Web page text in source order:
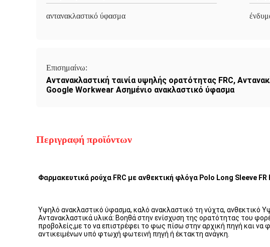
αντανακλαστικό ύφασμα
Επισημαίνω:
Αντανακλαστική ταινία υψηλής ορατότητας FRC,
Google Workwear Ασημένιο ανακλαστικό ύφασμα
Περιγραφή προϊόντων
Φαρμακευτικά ρούχα FRC με ανθεκτική φλόγα Polo Long Sleeve
Υψηλό ανακλαστικό ύφασμα, καλό ανακλαστικό τη νύχτα, ανθεκτικό
Αντανακλαστικά υλικά: Βοηθά στην ενίσχυση της ορατότητας του
προβολείς,με το να επιστρέφει το φως πίσω στην αρχική πηγή και
αντικειμένων υπό φτωχή φωτεινή πηγή ή έκτακτη ανάγκη.